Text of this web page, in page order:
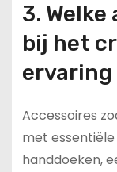
3.
bij het
Accessoires
met
handdoeken,